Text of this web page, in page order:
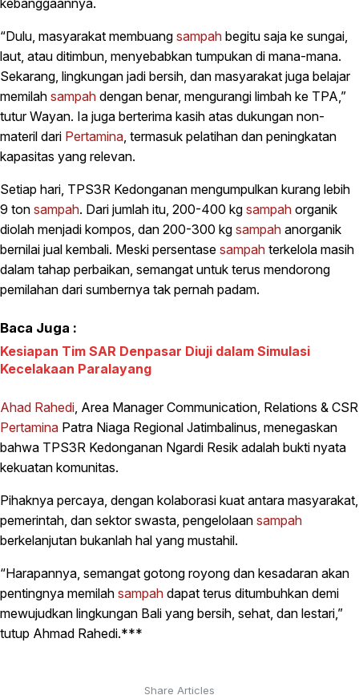
kebanggaannya.
“Dulu, masyarakat membuang sampah begitu saja ke sungai,
laut, atau ditimbun, menyebabkan tumpukan di mana-mana.
Sekarang, lingkungan jadi bersih, dan masyarakat juga belajar
memilah sampah dengan benar, mengurangi limbah ke TPA,”
tutur Wayan. Ia juga berterima kasih atas dukungan non-
materil dari Pertamina, termasuk pelatihan dan peningkatan
kapasitas yang relevan.
Setiap hari, TPS3R Kedonganan mengumpulkan kurang lebih
9 ton sampah. Dari jumlah itu, 200-400 kg sampah organik
diolah menjadi kompos, dan 200-300 kg sampah anorganik
bernilai jual kembali. Meski persentase sampah terkelola masih
dalam tahap perbaikan, semangat untuk terus mendorong
pemilahan dari sumbernya tak pernah padam.
Baca Juga :
Kesiapan Tim SAR Denpasar Diuji dalam Simulasi
Kecelakaan Paralayang
Ahad Rahedi, Area Manager Communication, Relations & CSR
Pertamina Patra Niaga Regional Jatimbalinus, menegaskan
bahwa TPS3R Kedonganan Ngardi Resik adalah bukti nyata
kekuatan komunitas.
Pihaknya percaya, dengan kolaborasi kuat antara masyarakat,
pemerintah, dan sektor swasta, pengelolaan sampah
berkelanjutan bukanlah hal yang mustahil.
“Harapannya, semangat gotong royong dan kesadaran akan
pentingnya memilah sampah dapat terus ditumbuhkan demi
mewujudkan lingkungan Bali yang bersih, sehat, dan lestari,”
tutup Ahmad Rahedi.***
Share Articles